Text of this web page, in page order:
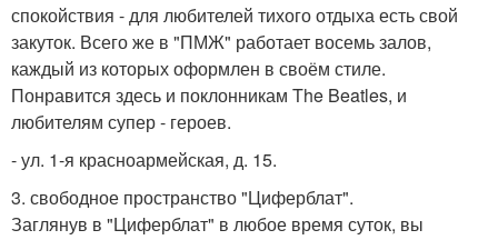
спокойствия - для любителей тихого отдыха есть свой
закуток. Всего же в "ПМЖ" работает восемь залов,
каждый из которых оформлен в своём стиле.
Понравится здесь и поклонникам The Beatles, и
любителям супер - героев.
- ул. 1-я красноармейская, д. 15.
3. свободное пространство "Циферблат".
Заглянув в "Циферблат" в любое время суток, вы